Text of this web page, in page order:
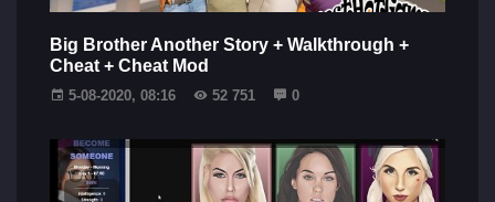
Big Brother Another Story + Walkthrough +
Cheat + Cheat Mod
5-08-2020, 08:16 52 751 0